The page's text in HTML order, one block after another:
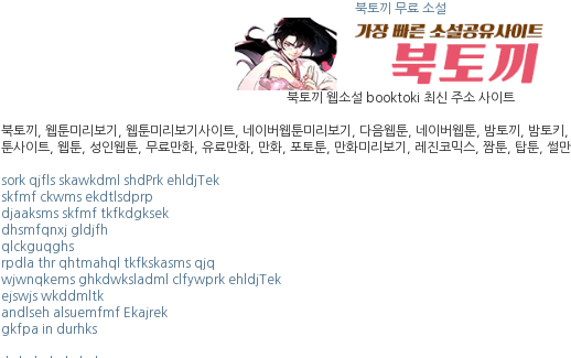
북토끼 무료 소설
북토끼 웹소설 booktoki 최신 주소 사이트
북토끼, 웹툰미리보기, 웹툰미리보기사이트, 네이버웹툰미리보기, 다음웹툰, 네이버웹툰, 밤토끼, 밤토
툰사이트, 웹툰, 성인웹툰, 무료만화, 유료만화, 만화, 포토툰, 만화미리보기, 레진코믹스, 짬툰, 탑툰, 썰
sork qjfls skawkdml shdPrk ehldjTek
skfmf ckwms ekdtlsdprp
djaaksms skfmf tkfkdgksek
dhsmfqnxj gldjfh
qlckguqghs
rpdla thr qhtmahql tkfkskasms qjq
wjwnqkems ghkdwksladml clfywprk ehldjTek
ejswjs wkddmltk
andlseh alsuemfmf Ekajrek
gkfpa in durhks